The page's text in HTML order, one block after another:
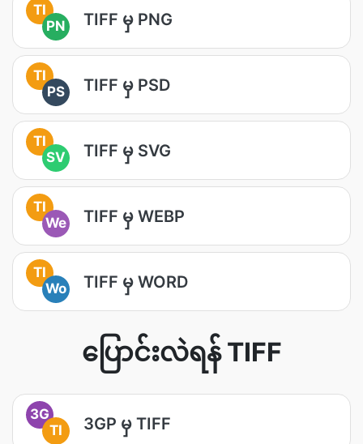
TI
PN
TIFF မှ PNG
TI
PS
TIFF မှ PSD
TI
SV
TIFF မှ SVG
TI
We
TIFF မှ WEBP
TI
Wo
TIFF မှ WORD
ပြောင်းလဲရန် TIFF
3G
TI
3GP မှ TIFF